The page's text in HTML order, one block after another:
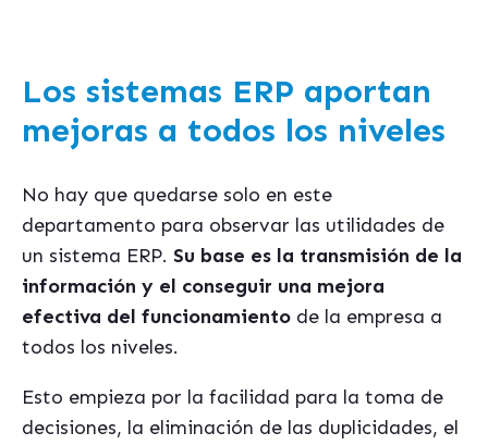
Los sistemas ERP aportan
mejoras a todos los niveles
No hay que quedarse solo en este
departamento para observar las utilidades de
un sistema ERP. Su base es la transmisión de la
información y el conseguir una mejora
efectiva del funcionamiento de la empresa a
todos los niveles.
Esto empieza por la facilidad para la toma de
decisiones, la eliminación de las duplicidades, el